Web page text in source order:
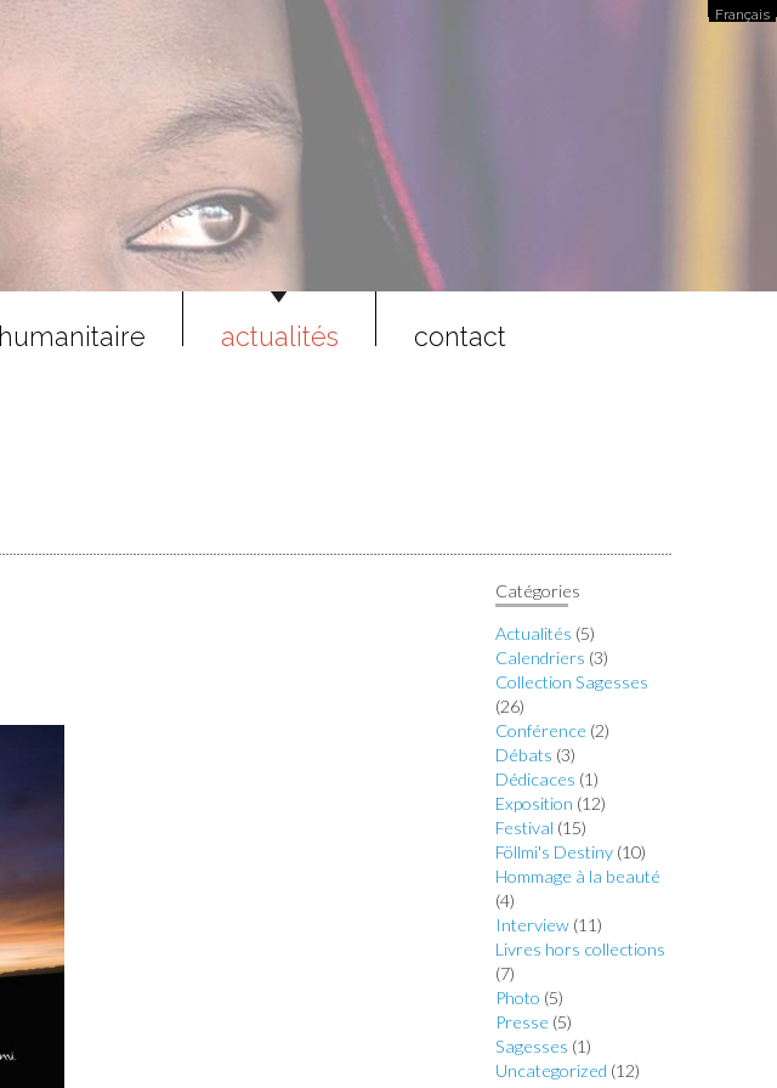
Français
humanitaire actualités contact
Catégories
Actualités (5)
Calendriers (3)
Collection Sagesses
(26)
Conférence (2)
Débats (3)
Dédicaces (1)
Exposition (12)
Festival (15)
Föllmi's Destiny (10)
Hommage à la beauté
(4)
Interview (11)
Livres hors collections
(7)
Photo (5)
Presse (5)
Sagesses (1)
Uncategorized (12)